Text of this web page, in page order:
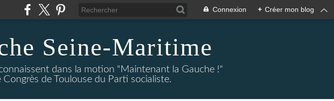
Connexion + Créer mon blog
Seine-Maritime
dans la motion "Maintenant la Gauche !"
de Toulouse du Parti socialiste.